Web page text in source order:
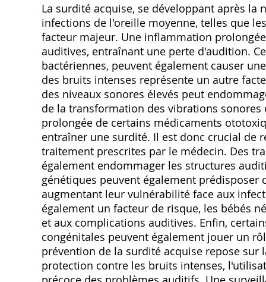
La surdité acquise, se développant après la
infections de l'oreille moyenne, telles que
facteur majeur. Une inflammation
auditives, entraînant une perte d'audition.
bactériennes, peuvent également causer
des bruits intenses représente un autre
des niveaux sonores élevés peut
de la transformation des vibrations
prolongée de certains médicaments
entraîner une surdité. Il est donc crucial de
traitement prescrites par le médecin. Des
également endommager les structures
génétiques peuvent également
augmentant leur vulnérabilité face aux
également un facteur de risque, les bébés
et aux complications auditives. Enfin,
congénitales peuvent également jouer un
prévention de la surdité acquise repose
protection contre les bruits intenses,